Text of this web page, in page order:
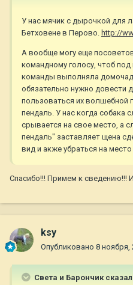
У нас мячик с дырочкой для
Бетховене в Перово. http://
А вообще могу еще
командному голосу, чтоб
команды выполняла
обязательно нужно довести
пользоваться их волшебной
пендаль. У нас когда собака
срывается на свое место, а
пендаль" заставляет щена
вид и акже убраться на
Спасибо!!! Примем к сведению!!!
ksy
Опубликовано 8 ноября,
Света и Барончик